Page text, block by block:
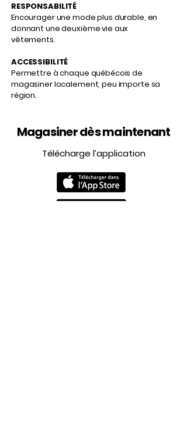
RESPONSABILITÉ
Encourager une mode plus durable, en
donnant une deuxième vie aux
vêtements.
ACCESSIBILITÉ
Permettre à chaque québécois de
magasiner localement, peu importe sa
région.
Magasiner dès maintenant
Télécharge l’application